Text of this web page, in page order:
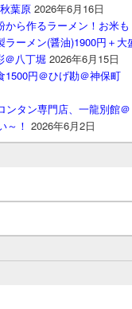
葉原 2026年6月16日
から作るラーメン！お米も
ラーメン(醤油)1900円＋大
＠八丁堀 2026年6月15日
1500円＠ひげ勘＠神保町
ンタン専門店、一龍別館＠
～！ 2026年6月2日